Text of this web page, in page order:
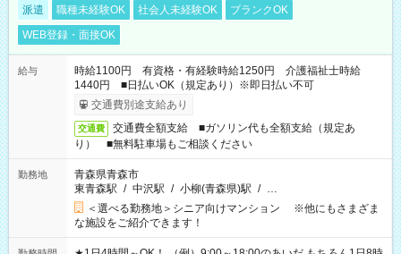
派遣 職種未経験OK 社会人未経験OK
ブランクOK
WEB登録・面接OK
給与
時給1100円 有資格・有経験時給1250円 介護福祉士時給
1440円 ■日払いOK（規定あり）※即日払い不可
交通費別途支給あり
交通費
交通費全額支給 ■ガソリン代も全額支給（規定あ
り） ■無料駐車場もご相談ください
勤務地
青森県青森市
東青森駅 / 中沢駅 / 小柳(青森県)駅 / …
＜選べる勤務地＞シニア向けマンション ※他にもさまざま
な施設をご紹介できます！